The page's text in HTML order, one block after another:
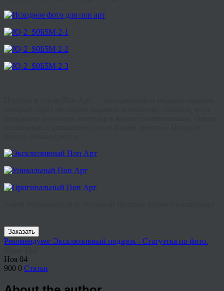
Заказать
Рекомендуем: Эксклюзивный подарок - Статуэтка по фото.
Ноя 04
900 0 Статьи